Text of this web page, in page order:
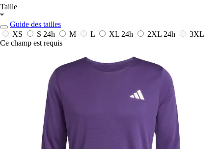
Taille
*
Guide des tailles
XS
S 24h M L XL 24h 2XL 24h
3XL
Ce champ est requis